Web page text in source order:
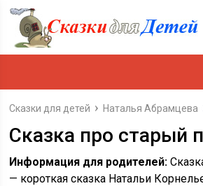
Сказки для детей Наталья Абрамцева
Сказка про старый
Информация для родителей:
— короткая сказка Натальи